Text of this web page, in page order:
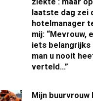
laatste dag zei
hotelmanager
mij: “Mevrouw,
iets belangrijks
man u nooit
verteld…”
Mijn buurvrouw